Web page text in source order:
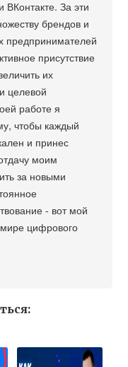
ВКонтакте. За эти
брендов и
предпринимателей
присутствие
их
целевой
работе я
чтобы каждый
и принес
моим
за новыми
- вот мой
цифрового